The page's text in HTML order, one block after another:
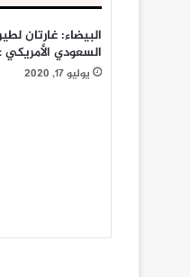
البيضاء: غارتان
السعودي
يوليو 17, 2020